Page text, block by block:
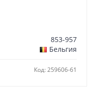
853-957
Бельгия
Код: 259606-61